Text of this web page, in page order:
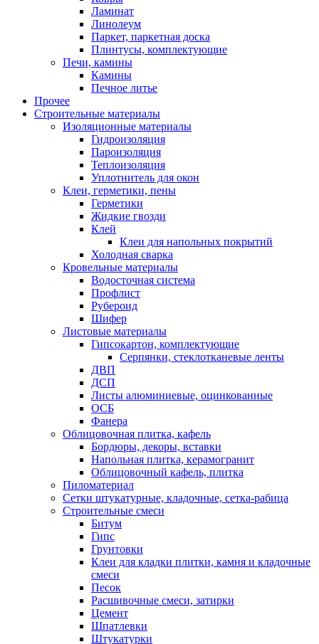
Ламинат
Линолеум
Паркет, паркетная доска
Плинтусы, комплектующие
Печи, камины
Камины
Печное литье
Прочее
Строительные материалы
Изоляционные материалы
Гидроизоляция
Пароизоляция
Теплоизоляция
Уплотнитель для окон
Клеи, герметики, пены
Герметики
Жидкие гвозди
Клей
Клеи для напольных покрытий
Холодная сварка
Кровельные материалы
Водосточная система
Профлист
Рубероид
Шифер
Листовые материалы
Гипсокартон, комплектующие
Серпянки, стеклотканевые ленты
ДВП
ДСП
Листы алюминиевые, оцинкованные
ОСБ
Фанера
Облицовочная плитка, кафель
Бордюры, декоры, вставки
Напольная плитка, керамогранит
Облицовочный кафель, плитка
Пиломатериал
Сетки штукатурные, кладочные, сетка-рабица
Строительные смеси
Битум
Гипс
Грунтовки
Клеи для кладки плитки, камня и кладочные
смеси
Песок
Расшивочные смеси, затирки
Цемент
Шпатлевки
Штукатурки